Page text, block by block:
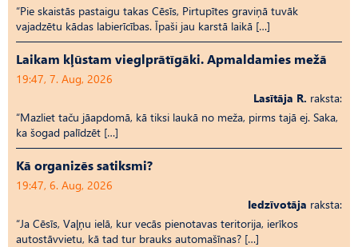
“Pie skaistās pastaigu takas Cēsīs, Pirtupītes graviņā tuvāk
vajadzētu kādas labierīcības. Īpaši jau karstā laikā […]
Laikam kļūstam vieglprātīgāki. Apmaldamies mežā
19:47, 7. Aug, 2026
Lasītāja R. raksta:
“Mazliet taču jāapdomā, kā tiksi laukā no meža, pirms tajā ej. Saka,
ka šogad palīdzēt […]
Kā organizēs satiksmi?
19:47, 6. Aug, 2026
Iedzīvotāja raksta:
“Ja Cēsīs, Vaļņu ielā, kur vecās pienotavas teritorija, ierīkos
autostāvvietu, kā tad tur brauks automašīnas? […]